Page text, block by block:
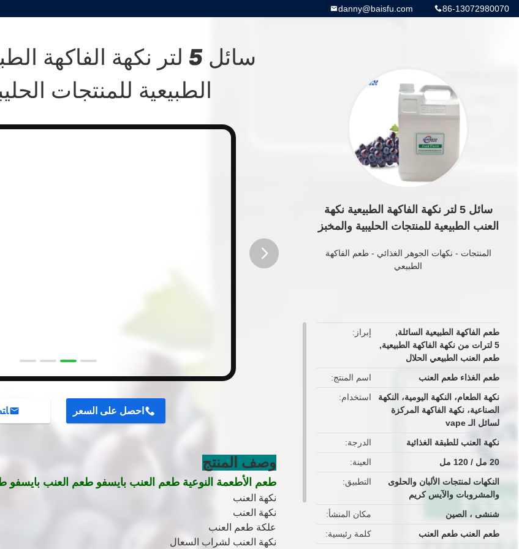
86-13072980070
danny@baisfu.com
سائل 5 لتر نكهة الفاكهة الطبيعية نكهة
العنب الطبيعية للمنتجات الحليبية والمخبز
المنتجات - نكهات الجوهر الغذائي -طعم الفاكهة
الطبيعي
إبراز طعم الفاكهة الطبيعية السائلة,
5 لترات من نكهة الفاكهة الطبيعية
,
طعم العنب الطبيعي الحلال
اسم المنتج
طعم الغذاء طعم العنب
استخدام
نكهة الطعام، النكهة اليومية، النكهة
الصناعية، نكهة الفاكهة المركزة
لسائل الـ vape
الدرجة
نكهة العنب للطبقة الغذائية
العينة
20 مل / 120 مل
التطبيق
النكهات لمنتجات الألبان والحلوى
والمشروبات والآيس كريم
مكان المنشأ
شنشى ، الصين
كلمة رئيسية
طعم العنب طعم العنب
سائل 5 لتر نكهة الفاكهة
الطبيعية للمنتجات
احصل على السعر
وصف المنتج
طعم الأطعمة النوعية طعم العنب بايسفو طعم العنب بايسفو
نكهة العنب
نكهة العنب
علكة طعم العنب
نكهة العنب لشراب السعال